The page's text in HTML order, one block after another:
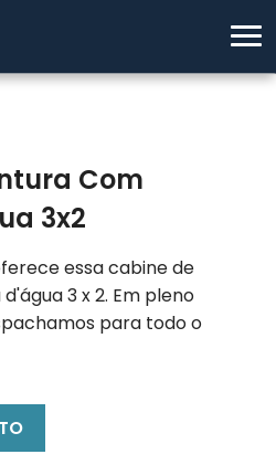
Com
3x2
essa cabine de
3 x 2. Em pleno
para todo o